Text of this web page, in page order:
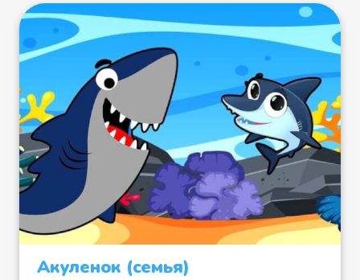
Акуленок (семья)